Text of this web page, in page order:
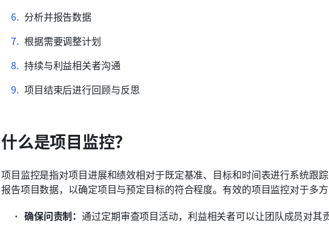
分析并报告数据
根据需要调整计划
持续与利益相关者沟通
项目结束后进行回顾与反思
什么是项目监控？
项目监控是指对项目进展和绩效相对于既定基准、目标和时间表进行系统跟
报告项目数据，以确定项目与预定目标的符合程度。有效的项目监控对于多方
确保问责制：通过定期审查项目活动，利益相关者可以让团队成员对其